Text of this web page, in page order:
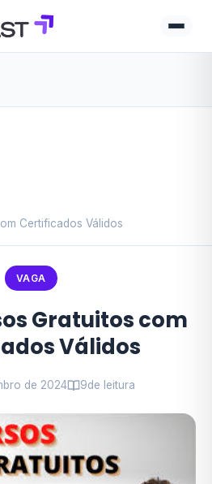
Certificados Válidos
VAGA
Gratuitos com
Válidos
de 2024 9de leitura